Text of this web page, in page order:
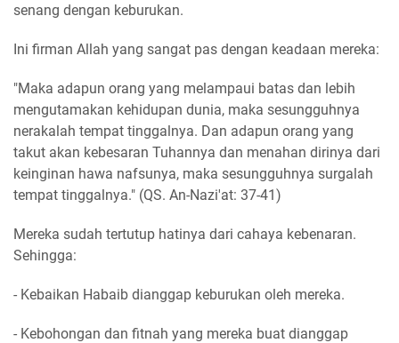
senang dengan keburukan.
Ini firman Allah yang sangat pas dengan keadaan mereka:
"Maka adapun orang yang melampaui batas dan lebih
mengutamakan kehidupan dunia, maka sesungguhnya
nerakalah tempat tinggalnya. Dan adapun orang yang
takut akan kebesaran Tuhannya dan menahan dirinya dari
keinginan hawa nafsunya, maka sesungguhnya surgalah
tempat tinggalnya." (QS. An-Nazi'at: 37-41)
Mereka sudah tertutup hatinya dari cahaya kebenaran.
Sehingga:
- Kebaikan Habaib dianggap keburukan oleh mereka.
- Kebohongan dan fitnah yang mereka buat dianggap